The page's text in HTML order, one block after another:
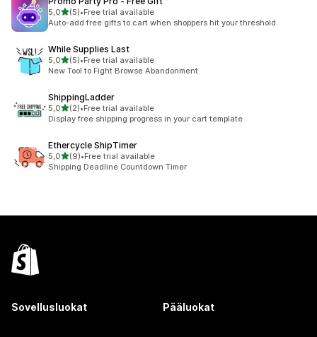
5,0/ 5 tähteä
(5)
5 arvostelua yhteensä
•Free trial available
Auto-add free gifts to cart when shoppers hit your threshold
While Supplies Last
5,0/ 5 tähteä
(5)
5 arvostelua yhteensä
•Free trial available
New Tool to Fight Browse Abandonment
ShippingLadder
5,0/ 5 tähteä
(2)
2 arvostelua yhteensä
•Free trial available
Display free shipping progress in your cart template
Ethercycle ShipTimer
5,0/ 5 tähteä
(9)
9 arvostelua yhteensä
•Free trial available
Shipping Deadline Countdown Timer
Sovellusluokat Pääluokat